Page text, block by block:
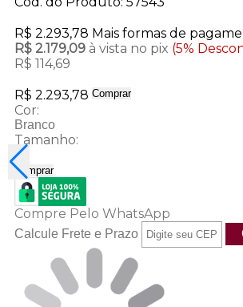
R$ 2.293,78 Mais formas de
R$ 2.179,09 à vista no pix (5%
R$ 114,69
R$ 2.293,78 Comprar
Cor:
Branco
Tamanho:
10
Comprar
Compre Pelo WhatsApp
Calcule Frete e Prazo